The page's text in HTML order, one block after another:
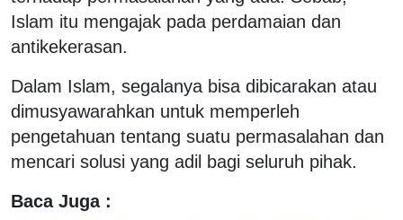
Islam itu mengajak pada perdamaian dan
antikekerasan.
Dalam Islam, segalanya bisa dibicarakan atau
dimusyawarahkan untuk memperleh
pengetahuan tentang suatu permasalahan dan
mencari solusi yang adil bagi seluruh pihak.
Baca Juga :